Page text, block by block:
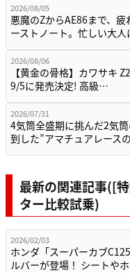
2026/08/05
悪魔のZからAE86まで、
ーストノート。忙しい大
2026/08/06
【黄金の骨格】カワサキ
9/5に発売決定! 高級…
2026/07/31
4気筒全盛期に挑んだ2気
到した”アマチュアレース
最新の関連記事([
ター比較試乗)
2026/02/03
ホンダ「スーパーカブ
ルバーが登場！ シートや